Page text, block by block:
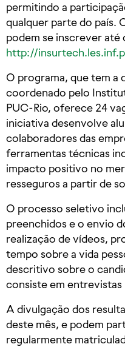
permitindo a
qualquer parte do país.
podem se inscrever
http://
O programa, que tem a
coordenado pelo
PUC-Rio, oferece 24
iniciativa desenvolve
colaboradores das
ferramentas técnicas
impacto positivo no
resseguros a partir de
O processo seletivo
preenchidos e o envio
realização de vídeos,
tempo sobre a vida
descritivo sobre o
consiste em entrevistas
A divulgação dos
deste mês, e podem
regularmente